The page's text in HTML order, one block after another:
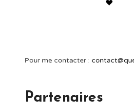
Pour me contacter :
Partenaires